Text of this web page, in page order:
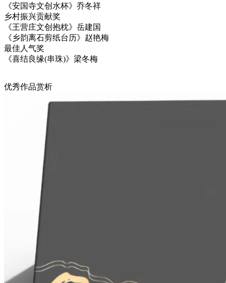
《安国寺文创水杯》乔冬祥
乡村振兴贡献奖
《王营庄文创抱枕》岳建国
《乡韵离石剪纸台历》赵艳梅
最佳人气奖
《喜结良缘(串珠)》梁冬梅
优秀作品赏析